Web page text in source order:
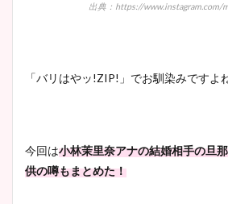
出典：https://www.instagram.com/
「バリはやッ!ZIP!」でお馴染みですよね
今回は小林茉里奈アナの結婚相手の旦
供の噂もまとめた！